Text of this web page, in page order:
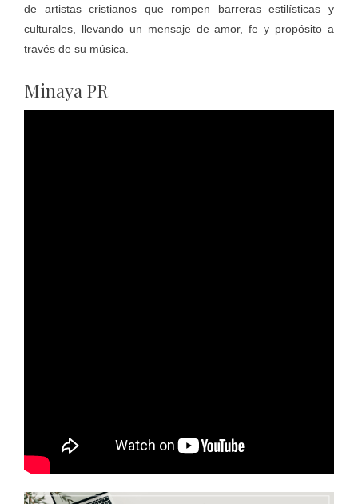
de artistas cristianos que rompen barreras estilísticas y
culturales, llevando un mensaje de amor, fe y propósito a
través de su música.
Minaya PR